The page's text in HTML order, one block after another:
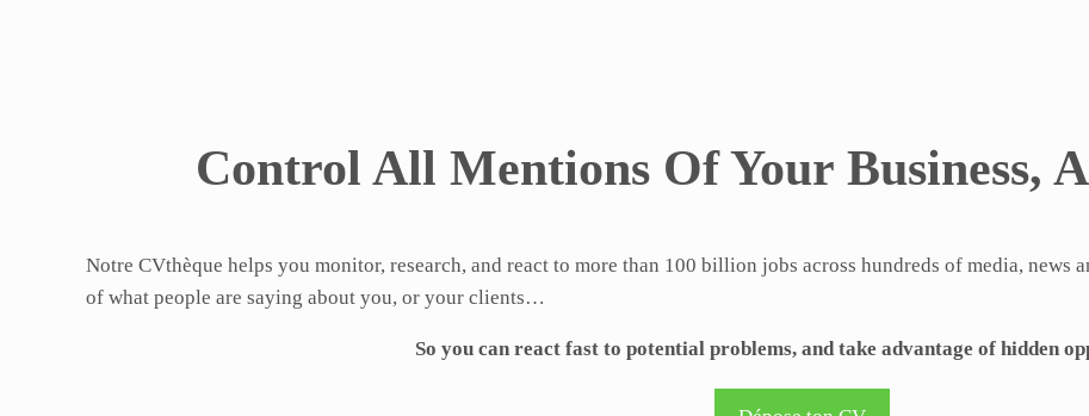
Control All Mentions Of Your Business,
Notre CVthèque helps you monitor, research, and react to more than 100 billion jobs across hundreds of media, news
of what people are saying about you, or your clients…
So you can react fast to potential problems, and take advantage of hidden